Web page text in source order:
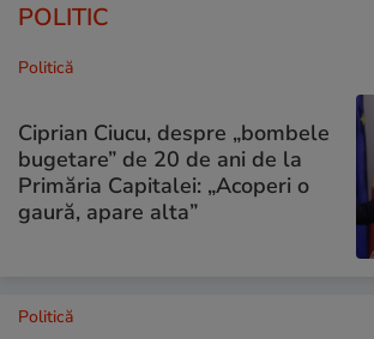
POLITIC
Politică
Ciprian Ciucu, despre „bombele
bugetare” de 20 de ani de la
Primăria Capitalei: „Acoperi o
gaură, apare alta”
Politică